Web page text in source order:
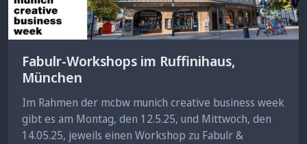
Fabulr-Workshops im Ruffinihaus,
München
Im Rahmen der mcbw munich creative business week
gibt es am Montag, den 12.5.25, und Mittwoch, den
14.05.25, jeweils einen Workshop zu Fabulr &